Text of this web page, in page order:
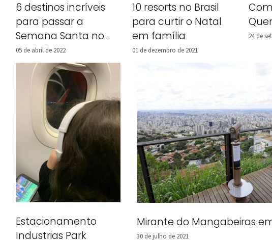
6 destinos incríveis
para passar a
Semana Santa no
Brasil
05 de abril de 2022
10 resorts no Brasil
para curtir o Natal
em família
01 de dezembro de 2021
24 de
Estacionamento
Industrias Park
Mirante do Mangabeiras
30 de julho de 2021